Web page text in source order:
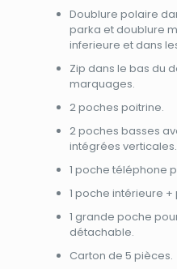
Doublure polaire
parka et doublure
inferieure et dans
Zip dans le bas du
marquages.
2 poches poitrine.
2 poches basses
intégrées verticales.
1 poche téléphone
1 poche intérieure +
1 grande poche
détachable.
Carton de 5 pièces.